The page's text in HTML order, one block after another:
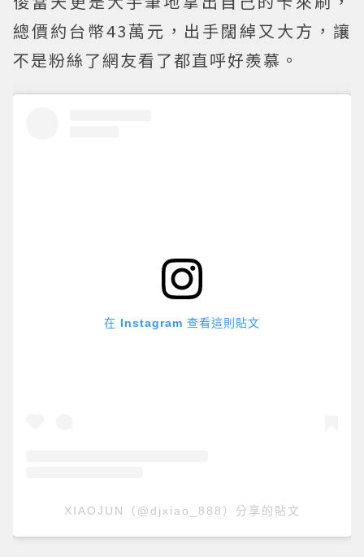
總價約台幣43萬元，出手闊綽又大方，讓
不是粉絲了網友看了都直呼好羨慕。
在 Instagram 查看這則貼文
XIAOJUN（@djxiao_888）分享的貼文